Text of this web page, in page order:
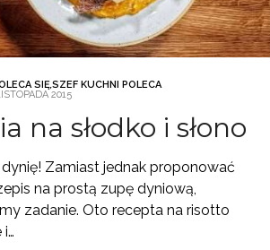
SIĘ,SZEF KUCHNI POLECA
2015
na słodko i słono
dynię! Zamiast jednak proponować
na prostą zupę dyniową,
zadanie. Oto recepta na risotto